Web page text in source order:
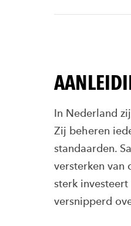
In Nederland
Zij beheren
standaarden.
versterken van
sterk
versnipperd